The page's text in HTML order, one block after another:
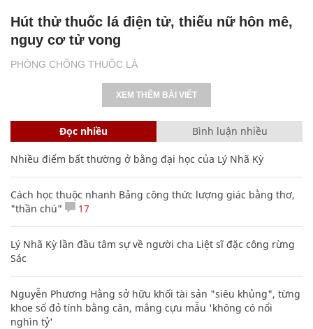
PHÒNG CHỐNG THUỐC LÁ
Hút thử thuốc lá điện tử, thiếu nữ hôn mê,
nguy cơ tử vong
XEM THÊM BÀI VIẾT
Đọc nhiều Bình luận nhiều
Nhiều điểm bất thường ở bằng đại học của Lý Nhã Kỳ
Cách học thuộc nhanh Bảng công thức lượng giác bằng thơ,
"thần chú"
17
Lý Nhã Kỳ lần đầu tâm sự về người cha Liệt sĩ đặc công rừng
Sác
Nguyễn Phương Hằng sở hữu khối tài sản "siêu khủng", từng
khoe sổ đỏ tính bằng cân, mắng cựu mẫu 'không có nổi
nghìn tỷ'